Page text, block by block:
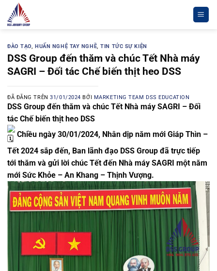
Chuyển
đến
dungĐÀO TẠO,HUẤN NGHỆ TAY NGHỀ,TIN TỨC SỰ KIỆN
DSS Group đến thăm và chúc Tết Nhà máy
SAGRI – Đối tác Chế biến thịt heo DSS
ĐÃ ĐĂNG TRÊN31/01/2024 BỞI MARKETING TEAM DSS EDUCATION
DSS Group đến thăm và chúc Tết Nhà máy SAGRI – Đối
tác Chế biến thịt heo DSS
Chiều ngày 30/01/2024, Nhân dịp năm mới Giáp Thìn –
Tết 2024 sắp đến, Ban lãnh đạo DSS Group đã trực tiếp
tới thăm và gửi lời chúc Tết đến Nhà máy SAGRI một năm
mới Sức Khỏe – An Khang – Thịnh Vượng.